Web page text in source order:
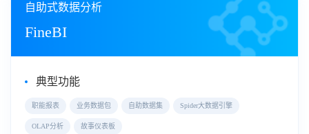
自助式数据分析
FineBI
典型功能
职能报表 业务数据包 自助数据集 Spider大数据引擎
OLAP分析 故事仪表板